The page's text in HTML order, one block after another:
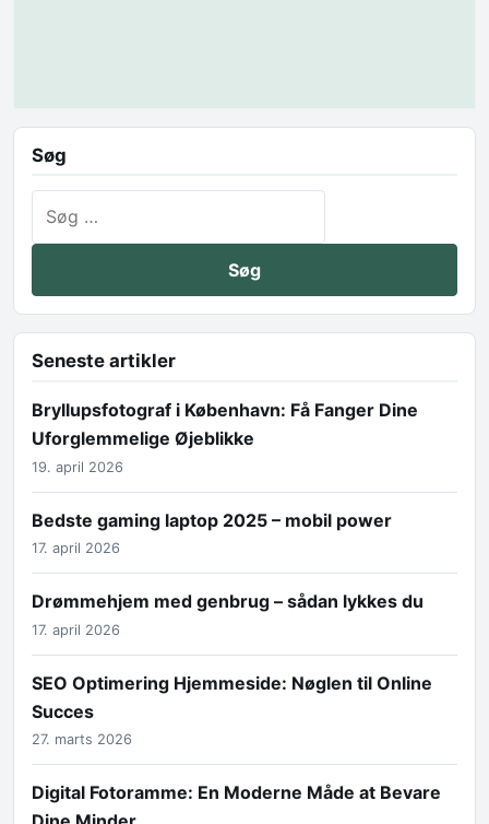
Søg
Seneste artikler
Bryllupsfotograf i København: Få Fanger Dine
Uforglemmelige Øjeblikke
19. april 2026
Bedste gaming laptop 2025 – mobil power
17. april 2026
Drømmehjem med genbrug – sådan lykkes du
17. april 2026
SEO Optimering Hjemmeside: Nøglen til Online
Succes
27. marts 2026
Digital Fotoramme: En Moderne Måde at Bevare